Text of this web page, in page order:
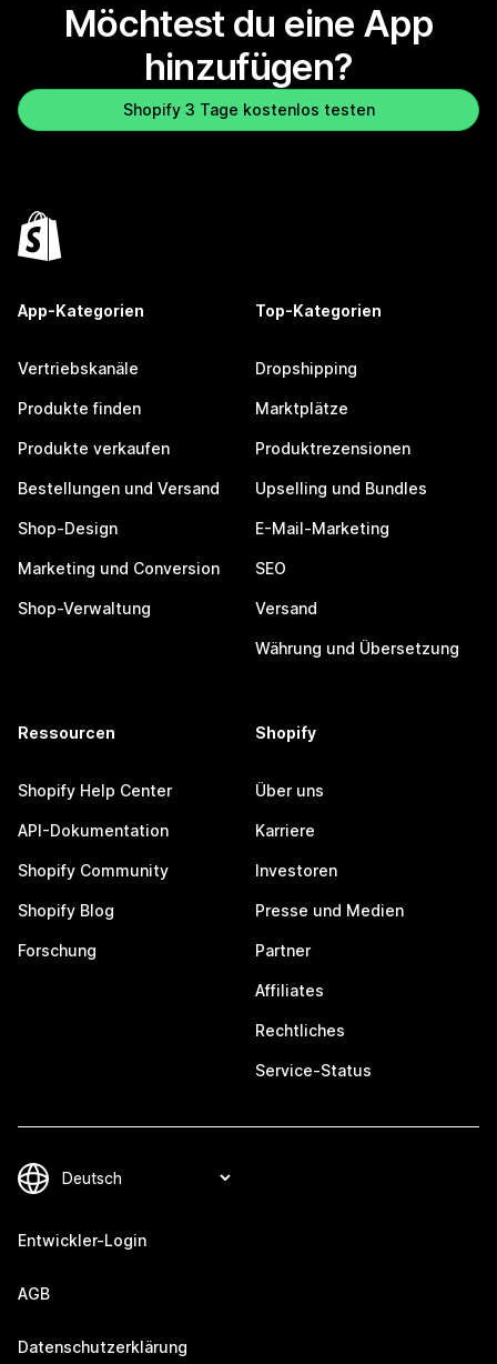
Möchtest du eine App
hinzufügen?
Shopify 3 Tage kostenlos testen
App-Kategorien
Vertriebskanäle
Produkte finden
Produkte verkaufen
Bestellungen und Versand
Shop-Design
Marketing und Conversion
Shop-Verwaltung
Top-Kategorien
Dropshipping
Marktplätze
Produktrezensionen
Upselling und Bundles
E-Mail-Marketing
SEO
Versand
Währung und Übersetzung
Ressourcen
Shopify Help Center
API-Dokumentation
Shopify Community
Shopify Blog
Forschung
Shopify
Über uns
Karriere
Investoren
Presse und Medien
Partner
Affiliates
Rechtliches
Service-Status
Entwickler-Login
AGB
Datenschutzerklärung